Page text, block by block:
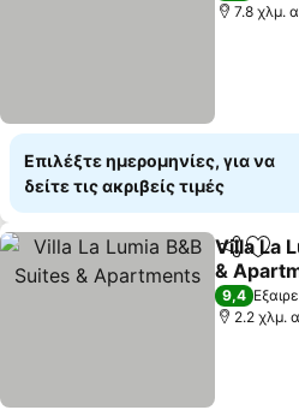
7.8 χλμ.
Επιλέξτε ημερομηνίες, για να
δείτε τις ακριβείς τιμές
Villa La
&
9,4
2.2 χλμ.